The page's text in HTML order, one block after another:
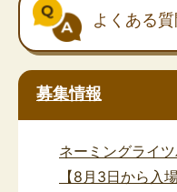
よくある質
募集情報
ネーミングライ
【8月3日から入